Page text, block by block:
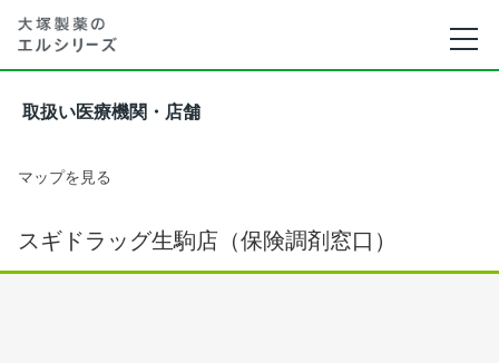
取扱い医療機関・店舗
マップを見る
スギドラッグ生駒店（保険調剤窓口）